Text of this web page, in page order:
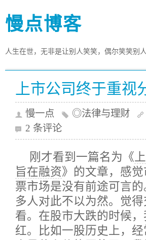
慢点博客
人生在世，无非是让别人笑笑，偶尔笑笑别
上市公司终于重视
慢一点 ◎法律与理财
2 条评论
刚才看到一篇名为《
旨在融资》的文章，感
票市场是没有前途可言
多人对此不以为然。觉
看。在股市大跌的时候
红。比如一股历史上，